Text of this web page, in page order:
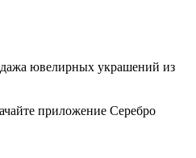
ювелирных украшений из
приложение Серебро